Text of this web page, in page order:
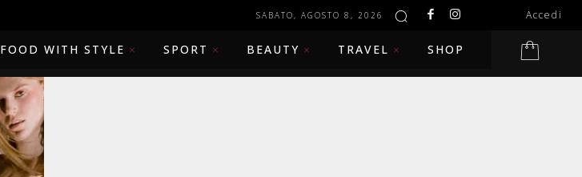
SABATO, AGOSTO 8, 2026 Accedi
FOOD WITH STYLE SPORT BEAUTY TRAVEL SHOP